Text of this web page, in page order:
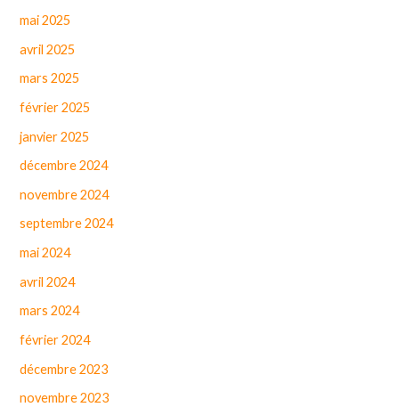
mai 2025
avril 2025
mars 2025
février 2025
janvier 2025
décembre 2024
novembre 2024
septembre 2024
mai 2024
avril 2024
mars 2024
février 2024
décembre 2023
novembre 2023